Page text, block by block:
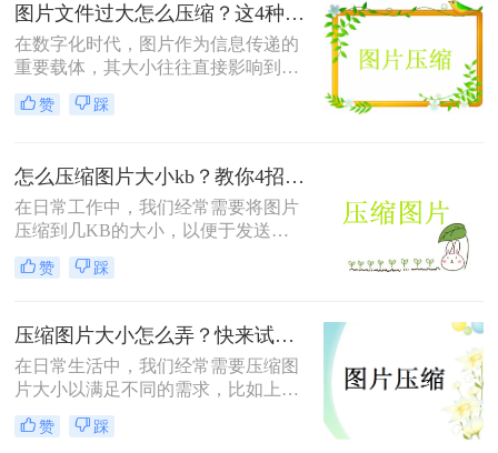
图片文件过大怎么压缩？这4种压缩方法很好用！
在数字化时代，图片作为信息传递的
重要载体，其大小往往直接影响到传
输速度和存储效率。当图片文件过大
时，不仅会增加传输时间，还可能占
件过大怎么压缩呢？本文将介绍四种
常用的图片压缩方法。
赞 踩
怎么压缩图片大小kb？教你4招轻松解决！
在日常工作中，我们经常需要将图片
压缩到几KB的大小，以便于发送邮
件、上传到网站或满足特定平台的要
求。那么怎么压缩图片大小KB呢？
片大小，帮助您轻松应对这些需求。
赞 踩
压缩图片大小怎么弄？快来试试这二个不错的方法！
在日常生活中，我们经常需要压缩图
片大小以满足不同的需求，比如上传
至社交媒体、发送电子邮件或节省存
储空间。那么压缩图片大小怎么弄
赞 踩